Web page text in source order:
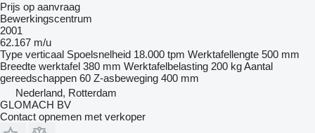
Prijs op aanvraag
Bewerkingscentrum
2001
62.167 m/u
Type verticaal Spoelsnelheid 18.000 tpm Werktafellengte 500 mm
Breedte werktafel 380 mm Werktafelbelasting 200 kgAantal
gereedschappen 60 Z-asbeweging 400 mm
Nederland, Rotterdam
GLOMACH BV
Contact opnemen met verkoper